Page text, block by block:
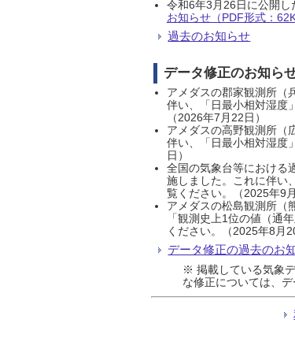
令和6年3月26日に公開
お知らせ（PDF形式：
過去のお知らせ
データ修正のお知ら
アメダスの郡家観測所（
伴い、「日最小相対湿度
（2026年7月22日）
アメダスの高野観測所（
伴い、「日最小相対湿度
日）
全国の気象台等における
施しました。これに伴い
覧ください。（2025年9
アメダスの松島観測所（
「観測史上1位の値（通
ください。（2025年8月
データ修正の過去のお
※ 掲載している気象
な修正については、